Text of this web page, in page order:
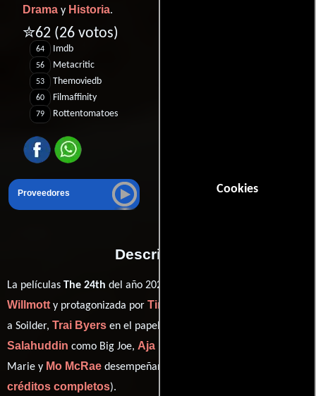
Cookies
Drama y Historia.
✮62 (26 votos)
64 Imdb
56 Metacritic
53 Themoviedb
60 Filmaffinity
79 Rottentomatoes
Proveedores
Descripción
La películas The 24th del año 2020, está dirigida por
Willmotty protagonizada por Timaine Bryant
a Soilder, Trai Byers en el papel de Boston,
Salahuddin como Big Joe, Aja Naomi King
Marie y Mo McRae desempeñando el papel de Walker (
créditos completos).